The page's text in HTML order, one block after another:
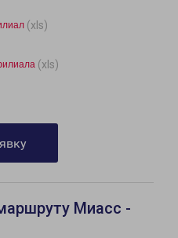
(xls)
(xls)
Миасс -